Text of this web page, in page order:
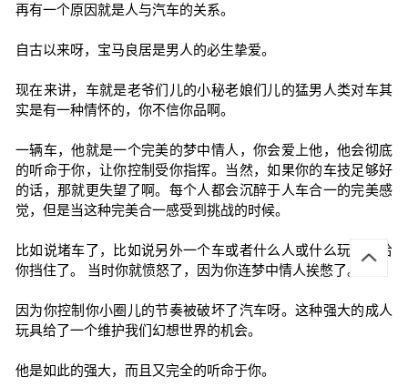
再有一个原因就是人与汽车的关系。
自古以来呀，宝马良居是男人的必生挚爱。
现在来讲，车就是老爷们儿的小秘老娘们儿的猛男人类对车其
实是有一种情怀的，你不信你品啊。
一辆车，他就是一个完美的梦中情人，你会爱上他，他会彻底
的听命于你，让你控制受你指挥。当然，如果你的车技足够好
的话，那就更失望了啊。每个人都会沉醉于人车合一的完美感
觉，但是当这种完美合一感受到挑战的时候。
比如说堵车了，比如说另外一个车或者什么人或什么玩意儿给
你挡住了。 当时你就愤怒了，因为你连梦中情人挨憋了。
因为你控制你小圈儿的节奏被破坏了汽车呀。这种强大的成人
玩具给了一个维护我们幻想世界的机会。
他是如此的强大，而且又完全的听命于你。